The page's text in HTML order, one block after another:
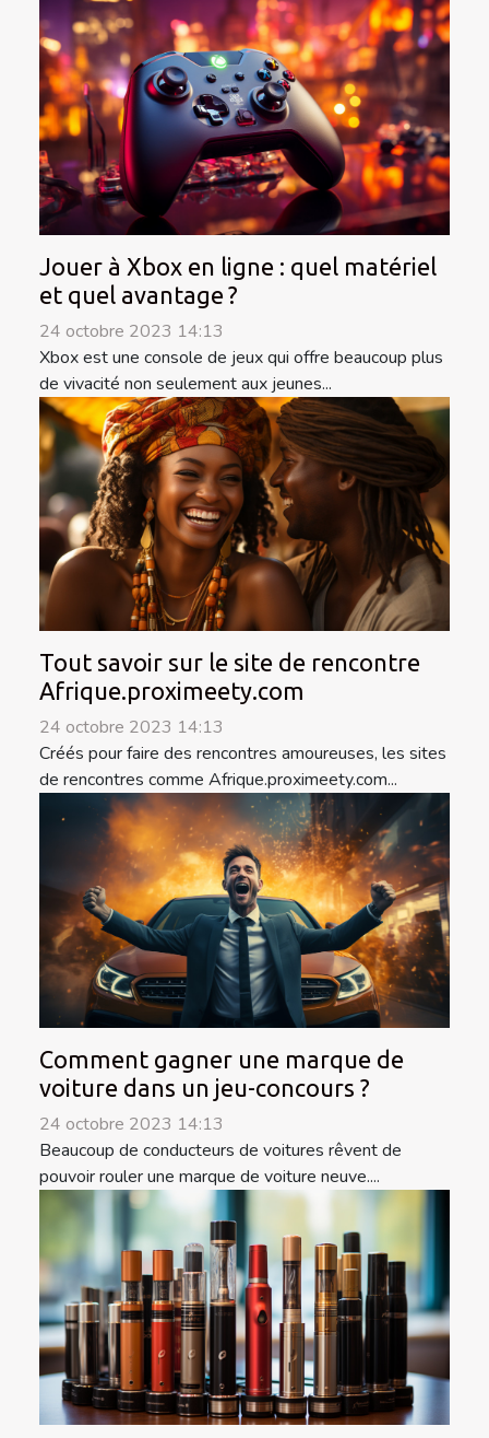
Jouer à Xbox en ligne : quel matériel
et quel avantage ?
24 octobre 2023 14:13
Xbox est une console de jeux qui offre beaucoup plus
de vivacité non seulement aux jeunes...
Tout savoir sur le site de rencontre
Afrique.proximeety.com
24 octobre 2023 14:13
Créés pour faire des rencontres amoureuses, les sites
de rencontres comme Afrique.proximeety.com...
Comment gagner une marque de
voiture dans un jeu-concours ?
24 octobre 2023 14:13
Beaucoup de conducteurs de voitures rêvent de
pouvoir rouler une marque de voiture neuve....